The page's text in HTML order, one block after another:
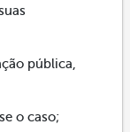
pública,
o caso;